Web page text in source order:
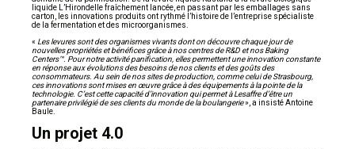
liquide L’Hirondelle fraîchement lancée, en passant par les emballages sans
carton, les innovations produits ont rythmé l’histoire de l’entreprise spécialiste
de la fermentation et des microorganismes.
« Les levures sont des organismes vivants dont on découvre chaque jour de
nouvelles propriétés et bénéfices grâce à nos centres de R&D et nos Baking
Centers™. Pour notre activité panification, elles permettent une innovation constante
en réponse aux évolutions des besoins de nos clients et des goûts des
consommateurs. Au sein de nos sites de production, comme celui de Strasbourg,
ces innovations sont mises en œuvre grâce à des équipements à la pointe de la
technologie. C’est cette capacité d’innovation qui permet à Lesaffre d’être un
partenaire privilégié de ses clients du monde de la boulangerie», a insisté Antoine
Baule.
Un projet 4.0